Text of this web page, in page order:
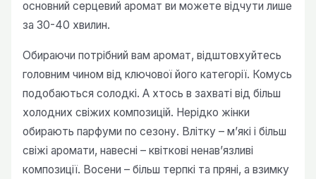
основний серцевий аромат ви можете відчути лише
за 30-40 хвилин.
Обираючи потрібний вам аромат, відштовхуйтесь
головним чином від ключової його категорії. Комусь
подобаються солодкі. А хтось в захваті від більш
холодних свіжих композицій. Нерідко жінки
обирають парфуми по сезону. Влітку – м’які і більш
свіжі аромати, навесні – квіткові ненав’язливі
композиції. Восени – більш терпкі та пряні, а взимку